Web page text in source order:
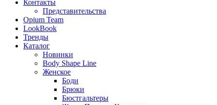
Контакты
Представительства
Opium Team
LookBook
Тренды
Каталог
Новинки
Body Shape Line
Женское
Боди
Брюки
Бюстгальтеры